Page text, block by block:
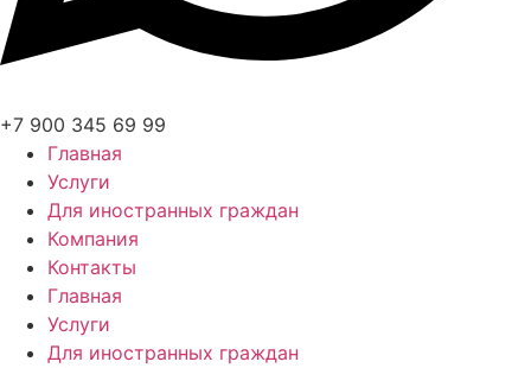
+7 900 345 69 99
Главная
Услуги
Для иностранных граждан
Компания
Контакты
Главная
Услуги
Для иностранных граждан